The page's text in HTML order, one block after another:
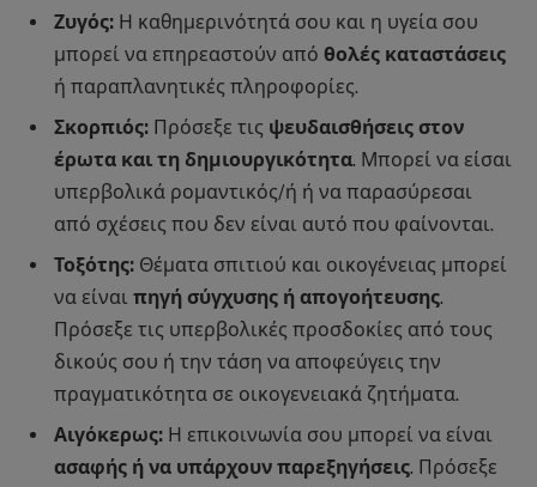
Ζυγός: Η καθημερινότητά σου και η υγεία σου
μπορεί να επηρεαστούν από θολές καταστάσεις
ή παραπλανητικές πληροφορίες.
Σκορπιός: Πρόσεξε τις ψευδαισθήσεις στον
έρωτα και τη δημιουργικότητα. Μπορεί να είσαι
υπερβολικά ρομαντικός/ή ή να παρασύρεσαι
από σχέσεις που δεν είναι αυτό που φαίνονται.
Τοξότης: Θέματα σπιτιού και οικογένειας μπορεί
να είναι πηγή σύγχυσης ή απογοήτευσης.
Πρόσεξε τις υπερβολικές προσδοκίες από τους
δικούς σου ή την τάση να αποφεύγεις την
πραγματικότητα σε οικογενειακά ζητήματα.
Αιγόκερως: Η επικοινωνία σου μπορεί να είναι
ασαφής ή να υπάρχουν παρεξηγήσεις. Πρόσεξε